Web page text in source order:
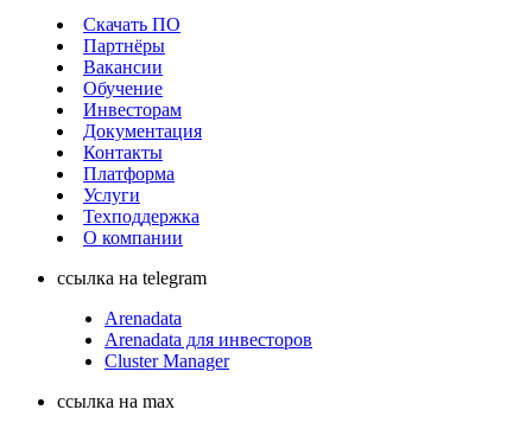
Скачать ПО
Партнёры
Вакансии
Обучение
Инвесторам
Документация
Контакты
Платформа
Услуги
Техподдержка
О компании
ссылка на telegram
Arenadata
Arenadata для инвесторов
Cluster Manager
ссылка на max